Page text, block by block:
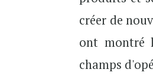
créer de
ont montré
champs